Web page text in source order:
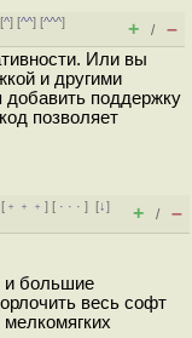
^] [^^] [^^^]
+ / –
Или вы
и другими
поддержку
позволяет
﹢﹢﹢] [ · · ·][↓]
+ / –
и большие
весь софт
мелкомягких